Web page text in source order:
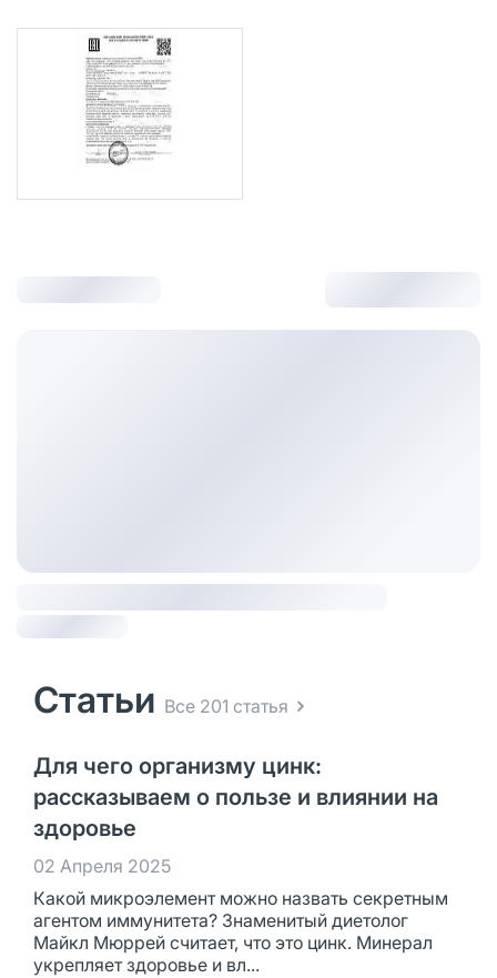
Статьи Все 201 статья
Для чего организму цинк:
рассказываем о пользе и влиянии на
здоровье
02 Апреля 2025
Какой микроэлемент можно назвать секретным
агентом иммунитета? Знаменитый диетолог
Майкл Мюррей считает, что это цинк. Минерал
укрепляет здоровье и вл...